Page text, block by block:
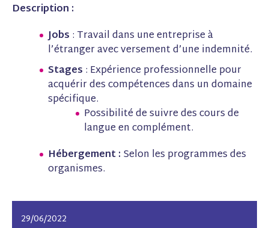
Description :
Jobs : Travail dans une entreprise à
l’étranger avec versement d’une indemnité.
Stages : Expérience professionnelle pour
acquérir des compétences dans un domaine
spécifique.
Possibilité de suivre des cours de
langue en complément.
Hébergement : Selon les programmes des
organismes.
29/06/2022